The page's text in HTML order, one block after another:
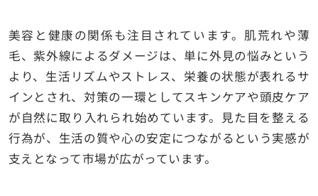
美容と健康の関係も注目されています。肌荒れや薄
毛、紫外線によるダメージは、単に外見の悩みという
より、生活リズムやストレス、栄養の状態が表れるサ
インとされ、対策の一環としてスキンケアや頭皮ケア
が自然に取り入れられ始めています。見た目を整える
行為が、生活の質や心の安定につながるという実感が
支えとなって市場が広がっています。